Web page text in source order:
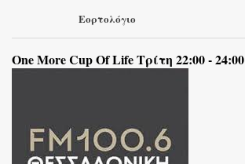
Εορτολόγιο
One More Cup Of Life Τρίτη 22:00 - 24:00